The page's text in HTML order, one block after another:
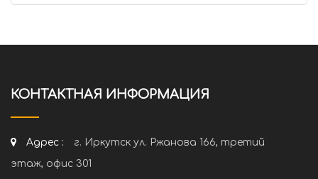
КОНТАКТНАЯ ИНФОРМАЦИЯ
Адрес :
г. Иркутск ул. Ржанова 166, третий
этаж, офис 301